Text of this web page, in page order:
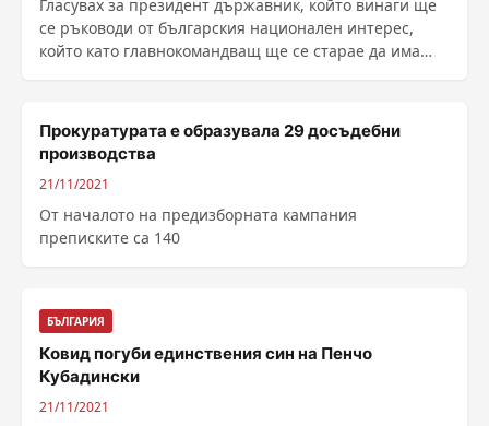
Гласувах за президент държавник, който винаги ще
се ръководи от българския национален интерес,
който като главнокомандващ ще се старае да има
Прокуратурата е образувала 29 досъдебни
производства
21/11/2021
От началото на предизборната кампания
преписките са 140
БЪЛГАРИЯ
Ковид погуби единствения син на Пенчо
Кубадински
21/11/2021